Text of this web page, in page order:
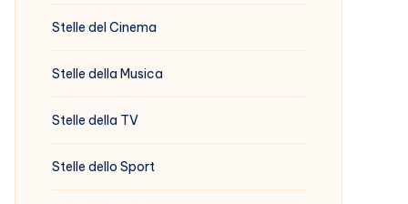
Stelle del Cinema
Stelle della Musica
Stelle della TV
Stelle dello Sport